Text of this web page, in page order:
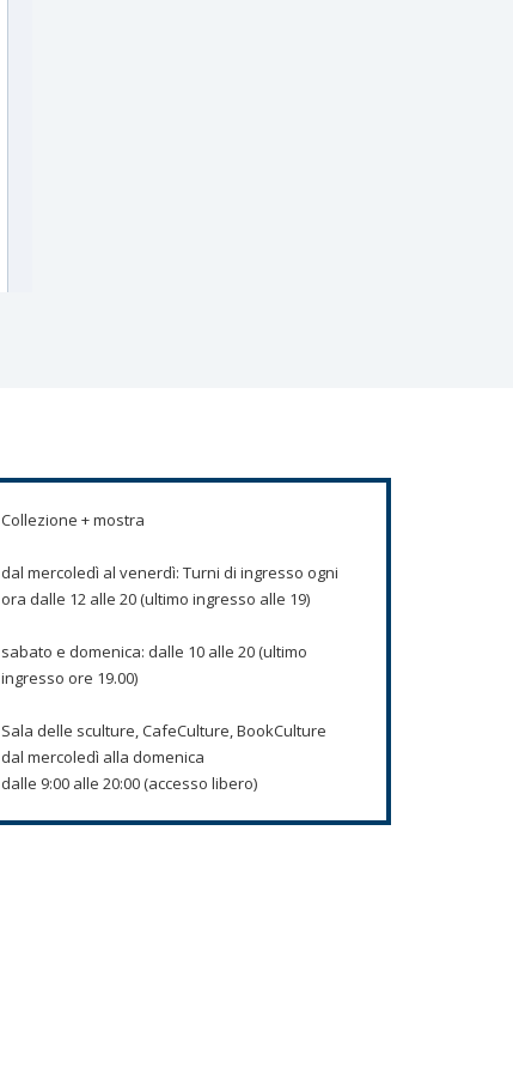
Collezione + mostra
dal mercoledì al venerdì: Turni di ingresso ogni
ora dalle 12 alle 20 (ultimo ingresso alle 19)
sabato e domenica: dalle 10 alle 20 (ultimo
ingresso ore 19.00)
Sala delle sculture, CafeCulture, BookCulture
dal mercoledì alla domenica
dalle 9:00 alle 20:00 (accesso libero)